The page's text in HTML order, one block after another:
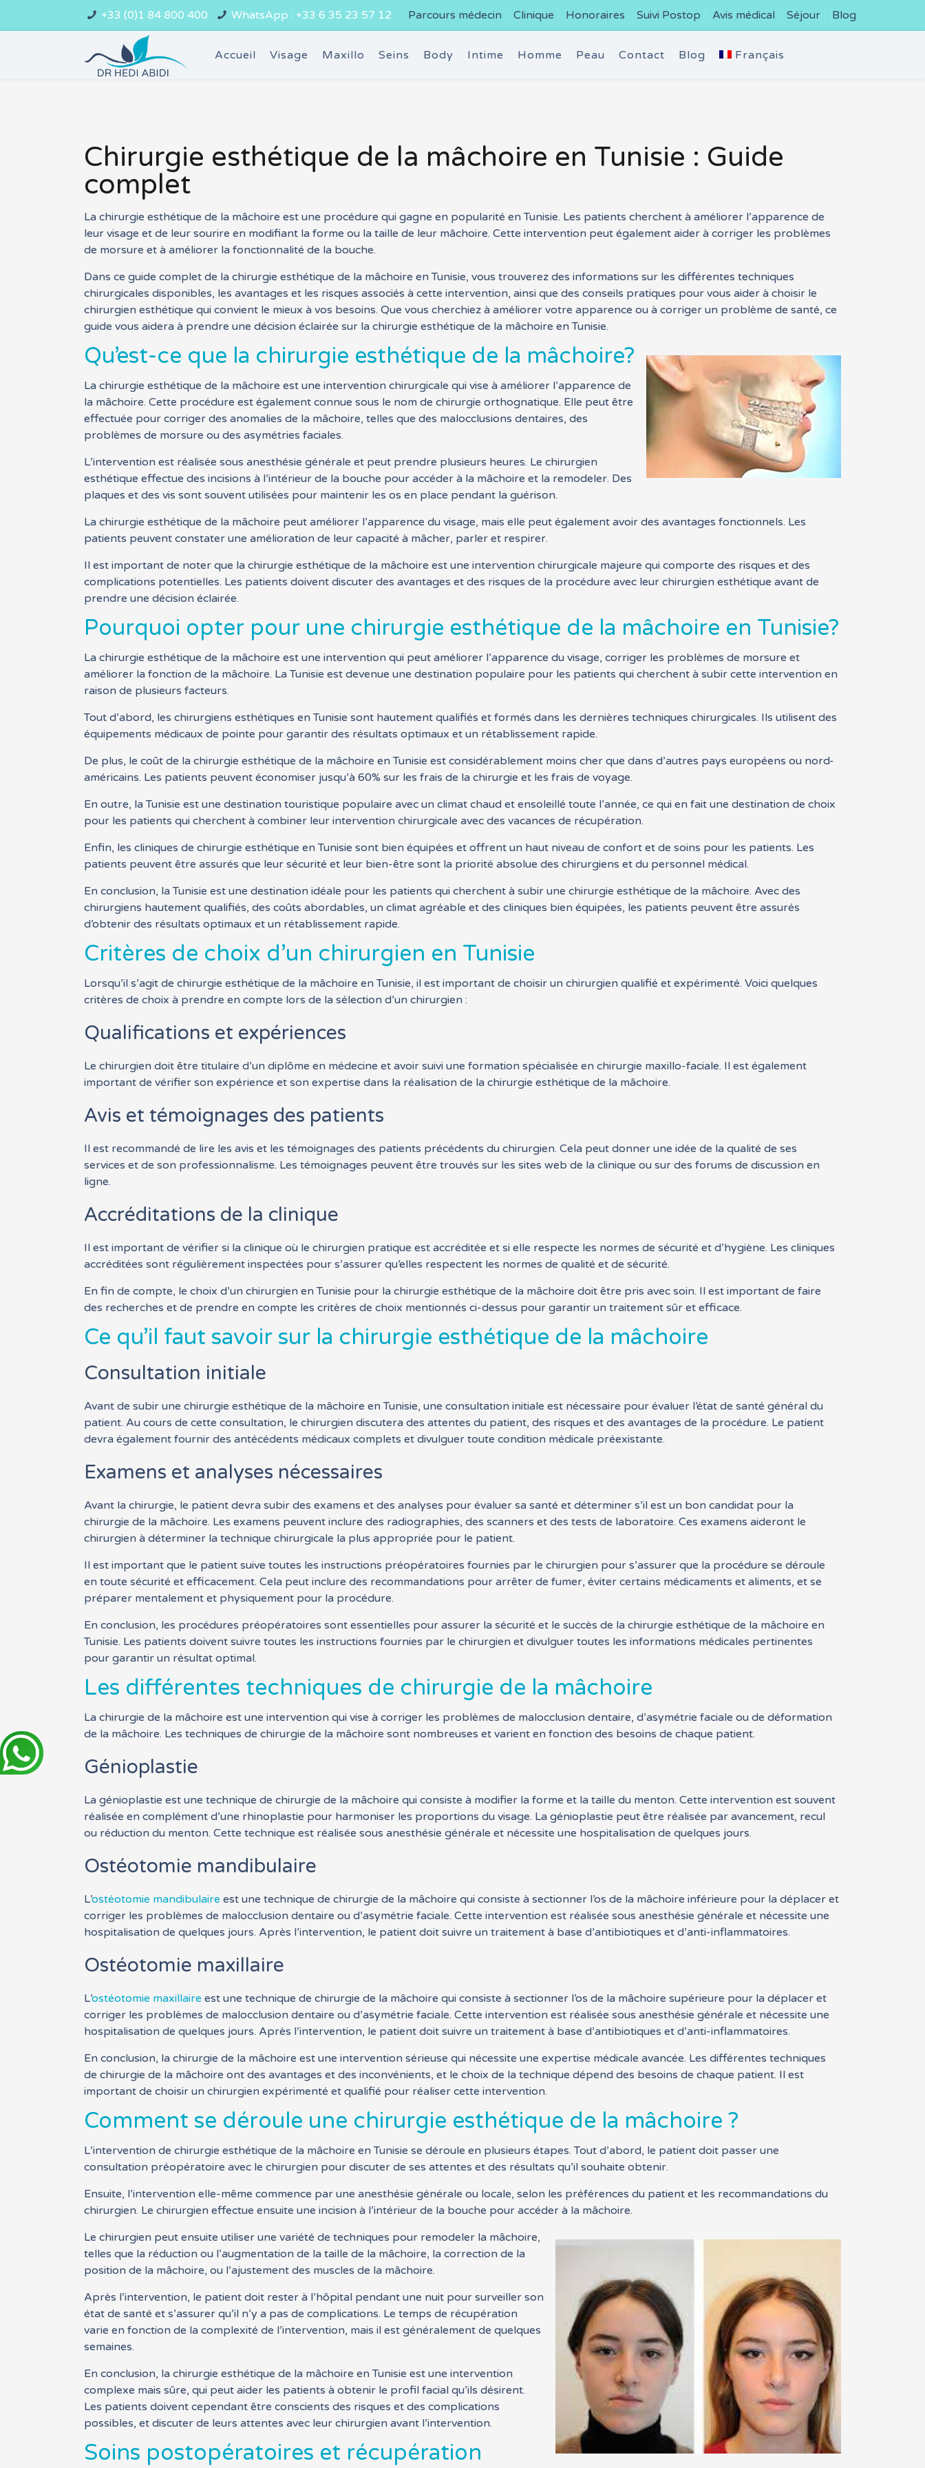
+33 (0)1 84 800 400 WhatsApp : +33 6 35 23 57 12 Parcours médecin Clinique Honoraires Suivi Postop Avis médical Séjour Blog
Accueil Visage Maxillo Seins Body Intime Homme Peau Contact Blog Français
Chirurgie esthétique de la mâchoire en Tunisie : Guide
complet
La chirurgie esthétique de la mâchoire est une procédure qui gagne en popularité en Tunisie. Les patients cherchent à améliorer l’apparence de
leur visage et de leur sourire en modifiant la forme ou la taille de leur mâchoire. Cette intervention peut également aider à corriger les problèmes
de morsure et à améliorer la fonctionnalité de la bouche.
Dans ce guide complet de la chirurgie esthétique de la mâchoire en Tunisie, vous trouverez des informations sur les différentes techniques
chirurgicales disponibles, les avantages et les risques associés à cette intervention, ainsi que des conseils pratiques pour vous aider à choisir le
chirurgien esthétique qui convient le mieux à vos besoins. Que vous cherchiez à améliorer votre apparence ou à corriger un problème de santé, ce
guide vous aidera à prendre une décision éclairée sur la chirurgie esthétique de la mâchoire en Tunisie.
Qu’est-ce que la chirurgie esthétique de la mâchoire?
La chirurgie esthétique de la mâchoire est une intervention chirurgicale qui vise à améliorer l’apparence de
la mâchoire. Cette procédure est également connue sous le nom de chirurgie orthognatique. Elle peut être
effectuée pour corriger des anomalies de la mâchoire, telles que des malocclusions dentaires, des
problèmes de morsure ou des asymétries faciales.
L’intervention est réalisée sous anesthésie générale et peut prendre plusieurs heures. Le chirurgien
esthétique effectue des incisions à l’intérieur de la bouche pour accéder à la mâchoire et la remodeler. Des
plaques et des vis sont souvent utilisées pour maintenir les os en place pendant la guérison.
La chirurgie esthétique de la mâchoire peut améliorer l’apparence du visage, mais elle peut également avoir des avantages fonctionnels. Les
patients peuvent constater une amélioration de leur capacité à mâcher, parler et respirer.
Il est important de noter que la chirurgie esthétique de la mâchoire est une intervention chirurgicale majeure qui comporte des risques et des
complications potentielles. Les patients doivent discuter des avantages et des risques de la procédure avec leur chirurgien esthétique avant de
prendre une décision éclairée.
Pourquoi opter pour une chirurgie esthétique de la mâchoire en Tunisie?
La chirurgie esthétique de la mâchoire est une intervention qui peut améliorer l’apparence du visage, corriger les problèmes de morsure et
améliorer la fonction de la mâchoire. La Tunisie est devenue une destination populaire pour les patients qui cherchent à subir cette intervention en
raison de plusieurs facteurs.
Tout d’abord, les chirurgiens esthétiques en Tunisie sont hautement qualifiés et formés dans les dernières techniques chirurgicales. Ils utilisent des
équipements médicaux de pointe pour garantir des résultats optimaux et un rétablissement rapide.
De plus, le coût de la chirurgie esthétique de la mâchoire en Tunisie est considérablement moins cher que dans d’autres pays européens ou nord-
américains. Les patients peuvent économiser jusqu’à 60% sur les frais de la chirurgie et les frais de voyage.
En outre, la Tunisie est une destination touristique populaire avec un climat chaud et ensoleillé toute l’année, ce qui en fait une destination de choix
pour les patients qui cherchent à combiner leur intervention chirurgicale avec des vacances de récupération.
Enfin, les cliniques de chirurgie esthétique en Tunisie sont bien équipées et offrent un haut niveau de confort et de soins pour les patients. Les
patients peuvent être assurés que leur sécurité et leur bien-être sont la priorité absolue des chirurgiens et du personnel médical.
En conclusion, la Tunisie est une destination idéale pour les patients qui cherchent à subir une chirurgie esthétique de la mâchoire. Avec des
chirurgiens hautement qualifiés, des coûts abordables, un climat agréable et des cliniques bien équipées, les patients peuvent être assurés
d’obtenir des résultats optimaux et un rétablissement rapide.
Critères de choix d’un chirurgien en Tunisie
Lorsqu’il s’agit de chirurgie esthétique de la mâchoire en Tunisie, il est important de choisir un chirurgien qualifié et expérimenté. Voici quelques
critères de choix à prendre en compte lors de la sélection d’un chirurgien :
Qualifications et expériences
Le chirurgien doit être titulaire d’un diplôme en médecine et avoir suivi une formation spécialisée en chirurgie maxillo-faciale. Il est également
important de vérifier son expérience et son expertise dans la réalisation de la chirurgie esthétique de la mâchoire.
Avis et témoignages des patients
Il est recommandé de lire les avis et les témoignages des patients précédents du chirurgien. Cela peut donner une idée de la qualité de ses
services et de son professionnalisme. Les témoignages peuvent être trouvés sur les sites web de la clinique ou sur des forums de discussion en
ligne.
Accréditations de la clinique
Il est important de vérifier si la clinique où le chirurgien pratique est accréditée et si elle respecte les normes de sécurité et d’hygiène. Les cliniques
accréditées sont régulièrement inspectées pour s’assurer qu’elles respectent les normes de qualité et de sécurité.
En fin de compte, le choix d’un chirurgien en Tunisie pour la chirurgie esthétique de la mâchoire doit être pris avec soin. Il est important de faire
des recherches et de prendre en compte les critères de choix mentionnés ci-dessus pour garantir un traitement sûr et efficace.
Ce qu’il faut savoir sur la chirurgie esthétique de la mâchoire
Consultation initiale
Avant de subir une chirurgie esthétique de la mâchoire en Tunisie, une consultation initiale est nécessaire pour évaluer l’état de santé général du
patient. Au cours de cette consultation, le chirurgien discutera des attentes du patient, des risques et des avantages de la procédure. Le patient
devra également fournir des antécédents médicaux complets et divulguer toute condition médicale préexistante.
Examens et analyses nécessaires
Avant la chirurgie, le patient devra subir des examens et des analyses pour évaluer sa santé et déterminer s’il est un bon candidat pour la
chirurgie de la mâchoire. Les examens peuvent inclure des radiographies, des scanners et des tests de laboratoire. Ces examens aideront le
chirurgien à déterminer la technique chirurgicale la plus appropriée pour le patient.
Il est important que le patient suive toutes les instructions préopératoires fournies par le chirurgien pour s’assurer que la procédure se déroule
en toute sécurité et efficacement. Cela peut inclure des recommandations pour arrêter de fumer, éviter certains médicaments et aliments, et se
préparer mentalement et physiquement pour la procédure.
En conclusion, les procédures préopératoires sont essentielles pour assurer la sécurité et le succès de la chirurgie esthétique de la mâchoire en
Tunisie. Les patients doivent suivre toutes les instructions fournies par le chirurgien et divulguer toutes les informations médicales pertinentes
pour garantir un résultat optimal.
Les différentes techniques de chirurgie de la mâchoire
La chirurgie de la mâchoire est une intervention qui vise à corriger les problèmes de malocclusion dentaire, d’asymétrie faciale ou de déformation
de la mâchoire. Les techniques de chirurgie de la mâchoire sont nombreuses et varient en fonction des besoins de chaque patient.
Génioplastie
La génioplastie est une technique de chirurgie de la mâchoire qui consiste à modifier la forme et la taille du menton. Cette intervention est souvent
réalisée en complément d’une rhinoplastie pour harmoniser les proportions du visage. La génioplastie peut être réalisée par avancement, recul
ou réduction du menton. Cette technique est réalisée sous anesthésie générale et nécessite une hospitalisation de quelques jours.
Ostéotomie mandibulaire
L’ostéotomie mandibulaire est une technique de chirurgie de la mâchoire qui consiste à sectionner l’os de la mâchoire inférieure pour la déplacer et
corriger les problèmes de malocclusion dentaire ou d’asymétrie faciale. Cette intervention est réalisée sous anesthésie générale et nécessite une
hospitalisation de quelques jours. Après l’intervention, le patient doit suivre un traitement à base d’antibiotiques et d’anti-inflammatoires.
Ostéotomie maxillaire
L’ostéotomie maxillaire est une technique de chirurgie de la mâchoire qui consiste à sectionner l’os de la mâchoire supérieure pour la déplacer et
corriger les problèmes de malocclusion dentaire ou d’asymétrie faciale. Cette intervention est réalisée sous anesthésie générale et nécessite une
hospitalisation de quelques jours. Après l’intervention, le patient doit suivre un traitement à base d’antibiotiques et d’anti-inflammatoires.
En conclusion, la chirurgie de la mâchoire est une intervention sérieuse qui nécessite une expertise médicale avancée. Les différentes techniques
de chirurgie de la mâchoire ont des avantages et des inconvénients, et le choix de la technique dépend des besoins de chaque patient. Il est
important de choisir un chirurgien expérimenté et qualifié pour réaliser cette intervention.
Comment se déroule une chirurgie esthétique de la mâchoire ?
L’intervention de chirurgie esthétique de la mâchoire en Tunisie se déroule en plusieurs étapes. Tout d’abord, le patient doit passer une
consultation préopératoire avec le chirurgien pour discuter de ses attentes et des résultats qu’il souhaite obtenir.
Ensuite, l’intervention elle-même commence par une anesthésie générale ou locale, selon les préférences du patient et les recommandations du
chirurgien. Le chirurgien effectue ensuite une incision à l’intérieur de la bouche pour accéder à la mâchoire.
Le chirurgien peut ensuite utiliser une variété de techniques pour remodeler la mâchoire,
telles que la réduction ou l’augmentation de la taille de la mâchoire, la correction de la
position de la mâchoire, ou l’ajustement des muscles de la mâchoire.
Après l’intervention, le patient doit rester à l’hôpital pendant une nuit pour surveiller son
état de santé et s’assurer qu’il n’y a pas de complications. Le temps de récupération
varie en fonction de la complexité de l’intervention, mais il est généralement de quelques
semaines.
En conclusion, la chirurgie esthétique de la mâchoire en Tunisie est une intervention
complexe mais sûre, qui peut aider les patients à obtenir le profil facial qu’ils désirent.
Les patients doivent cependant être conscients des risques et des complications
possibles, et discuter de leurs attentes avec leur chirurgien avant l’intervention.
Soins postopératoires et récupération